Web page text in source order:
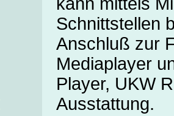
Schnittstellen
Anschluß zur
Mediaplayer
Player, UKW
Ausstattung.